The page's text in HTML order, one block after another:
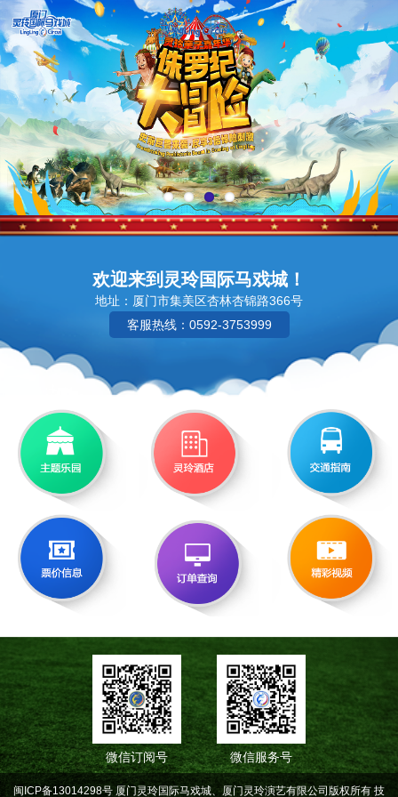
欢迎来到灵玲国际马戏城！
地址：厦门市集美区杏林杏锦路366号
客服热线：0592-3753999
微信订阅号 微信服务号
闽ICP备13014298号 厦门灵玲国际马戏城、厦门灵玲演艺有限公司版权所有 技